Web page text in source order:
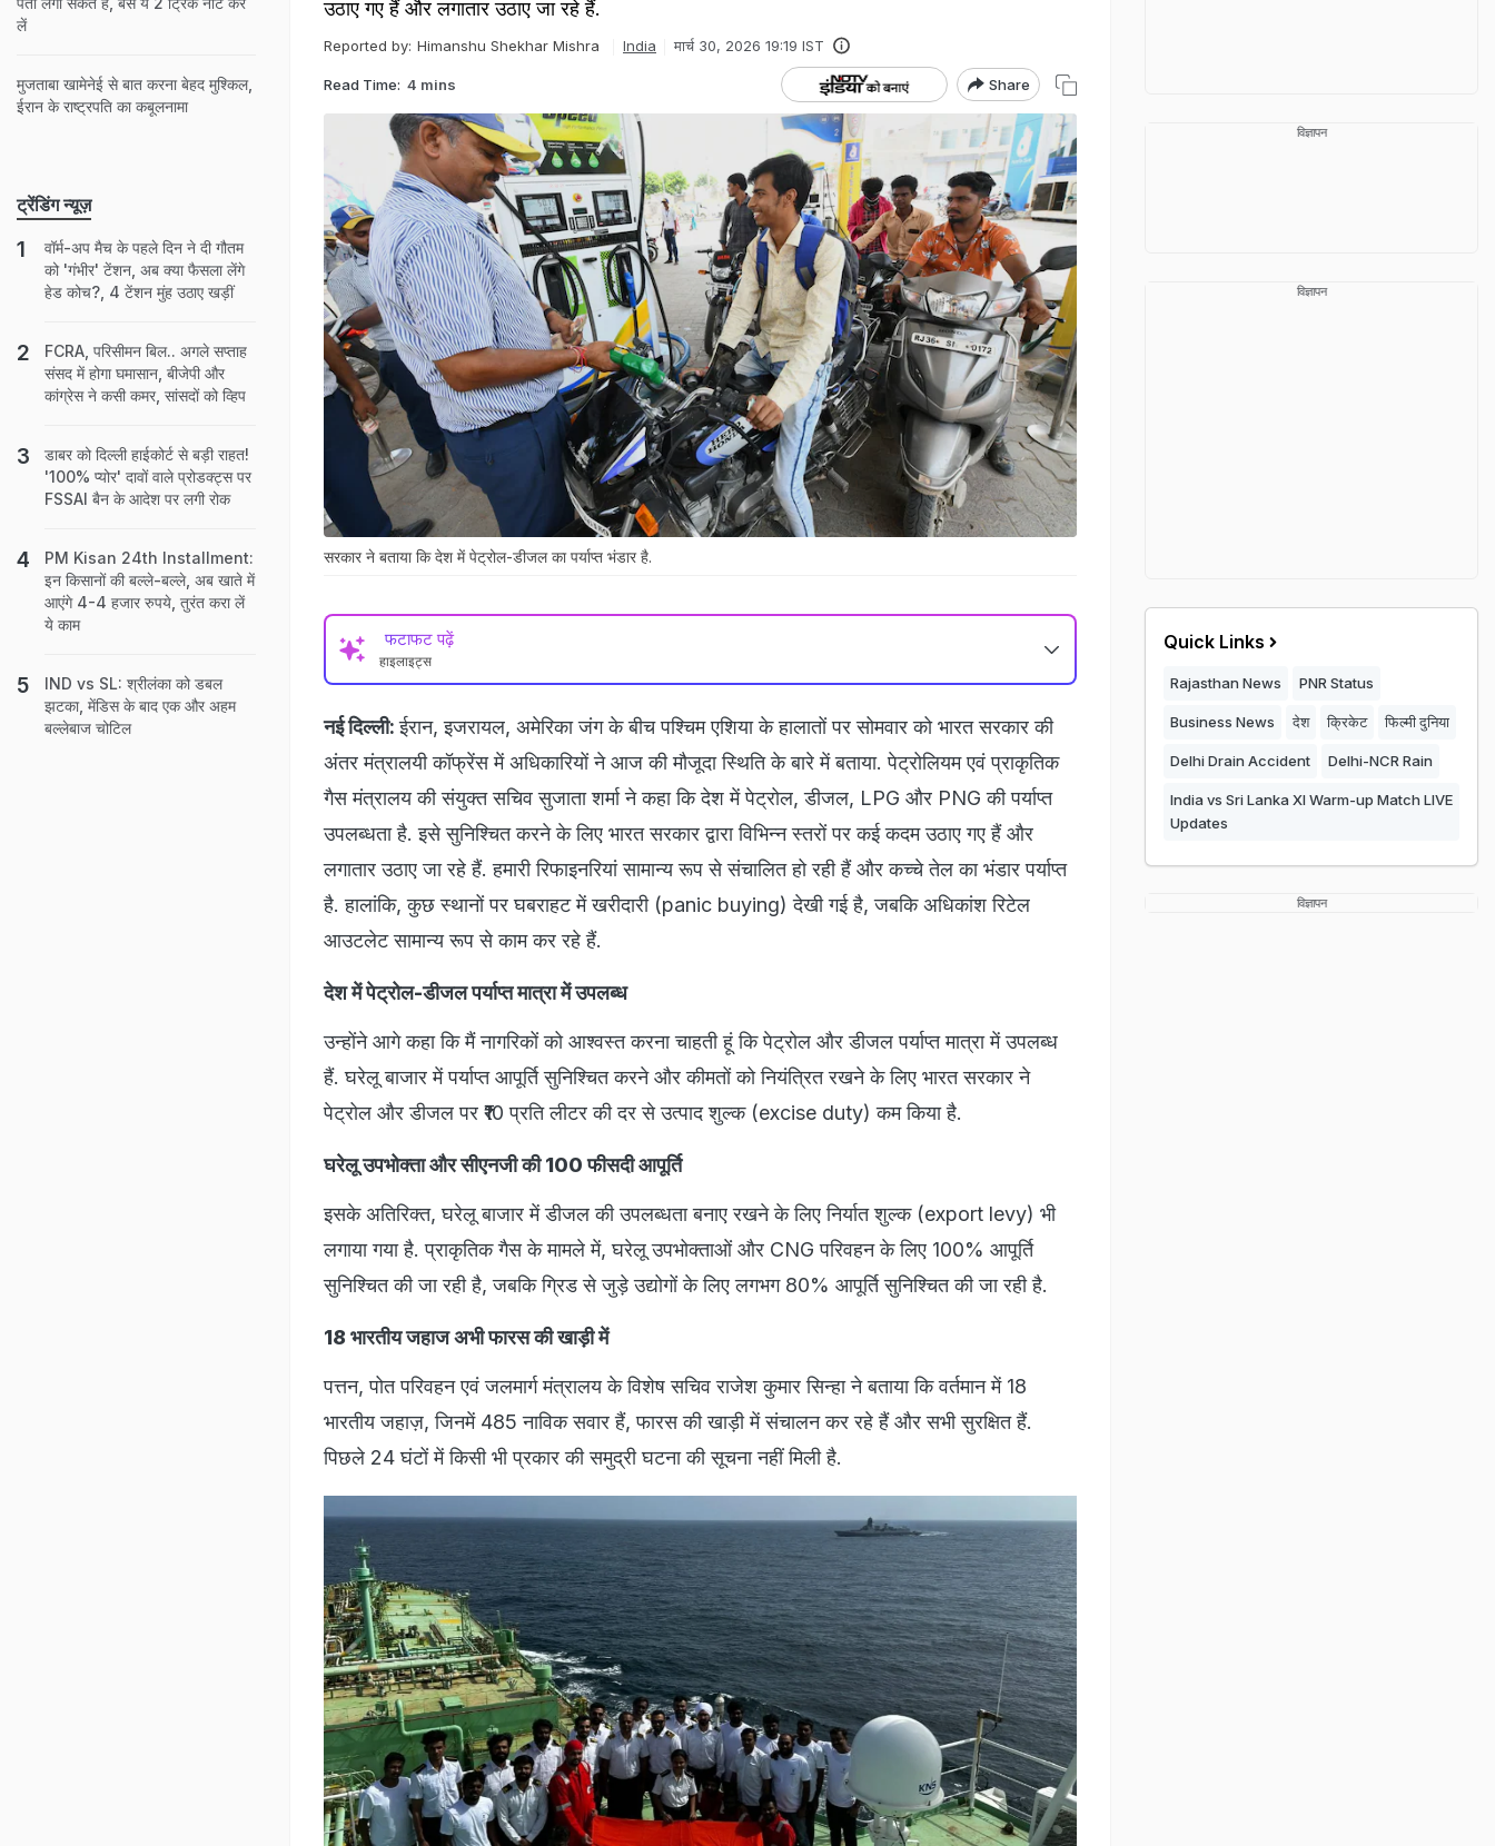
उठाए गए हैं और लगातार उठाए जा रहे हैं.
Reported by: Himanshu Shekhar Mishra India मार्च 30, 2026 19:19 IST
Read Time: 4 mins Share
सरकार ने बताया कि देश में पेट्रोल-डीजल का पर्याप्त भंडार है.
फटाफट पढ़ें
हाइलाइट्स
नई दिल्ली: ईरान, इजरायल, अमेरिका जंग के बीच पश्चिम एशिया के हालातों पर सोमवार को भारत सरकार की
अंतर मंत्रालयी कॉफ्रेंस में अधिकारियों ने आज की मौजूदा स्थिति के बारे में बताया. पेट्रोलियम एवं प्राकृतिक
गैस मंत्रालय की संयुक्त सचिव सुजाता शर्मा ने कहा कि देश में पेट्रोल, डीजल, LPG और PNG की पर्याप्त
उपलब्धता है. इसे सुनिश्चित करने के लिए भारत सरकार द्वारा विभिन्न स्तरों पर कई कदम उठाए गए हैं और
लगातार उठाए जा रहे हैं. हमारी रिफाइनरियां सामान्य रूप से संचालित हो रही हैं और कच्चे तेल का भंडार पर्याप्त
है. हालांकि, कुछ स्थानों पर घबराहट में खरीदारी (panic buying) देखी गई है, जबकि अधिकांश रिटेल
आउटलेट सामान्य रूप से काम कर रहे हैं.
देश में पेट्रोल-डीजल पर्याप्त मात्रा में उपलब्ध
उन्होंने आगे कहा कि मैं नागरिकों को आश्वस्त करना चाहती हूं कि पेट्रोल और डीजल पर्याप्त मात्रा में उपलब्ध
हैं. घरेलू बाजार में पर्याप्त आपूर्ति सुनिश्चित करने और कीमतों को नियंत्रित रखने के लिए भारत सरकार ने
पेट्रोल और डीजल पर ₹10 प्रति लीटर की दर से उत्पाद शुल्क (excise duty) कम किया है.
घरेलू उपभोक्ता और सीएनजी की 100 फीसदी आपूर्ति
इसके अतिरिक्त, घरेलू बाजार में डीजल की उपलब्धता बनाए रखने के लिए निर्यात शुल्क (export levy) भी
लगाया गया है. प्राकृतिक गैस के मामले में, घरेलू उपभोक्ताओं और CNG परिवहन के लिए 100% आपूर्ति
सुनिश्चित की जा रही है, जबकि ग्रिड से जुड़े उद्योगों के लिए लगभग 80% आपूर्ति सुनिश्चित की जा रही है.
18 भारतीय जहाज अभी फारस की खाड़ी में
पत्तन, पोत परिवहन एवं जलमार्ग मंत्रालय के विशेष सचिव राजेश कुमार सिन्हा ने बताया कि वर्तमान में 18
भारतीय जहाज़, जिनमें 485 नाविक सवार हैं, फारस की खाड़ी में संचालन कर रहे हैं और सभी सुरक्षित हैं.
पिछले 24 घंटों में किसी भी प्रकार की समुद्री घटना की सूचना नहीं मिली है.
लें
मुजताबा खामेनेई से बात करना बेहद मुश्किल,
ईरान के राष्ट्रपति का कबूलनामा
ट्रेंडिंग न्यूज़
वॉर्म-अप मैच के पहले दिन ने दी गौतम
को 'गंभीर' टेंशन, अब क्या फैसला लेंगे
हेड कोच?, 4 टेंशन मुंह उठाए खड़ीं
FCRA, परिसीमन बिल.. अगले सप्ताह
संसद में होगा घमासान, बीजेपी और
कांग्रेस ने कसी कमर, सांसदों को व्हिप
डाबर को दिल्ली हाईकोर्ट से बड़ी राहत!
'100% प्योर' दावों वाले प्रोडक्ट्स पर
FSSAI बैन के आदेश पर लगी रोक
PM Kisan 24th Installment:
इन किसानों की बल्ले-बल्ले, अब खाते में
आएंगे 4-4 हजार रुपये, तुरंत करा लें
ये काम
IND vs SL: श्रीलंका को डबल
झटका, मेंडिस के बाद एक और अहम
बल्लेबाज चोटिल
विज्ञापन
विज्ञापन
Quick Links
Rajasthan News PNR Status
Business News देश क्रिकेट फिल्मी दुनिया
Delhi Drain Accident Delhi-NCR Rain
India vs Sri Lanka XI Warm-up Match LIVE
Updates
विज्ञापन